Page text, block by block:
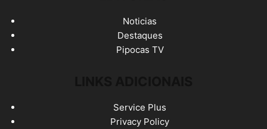
Noticias
Destaques
Pipocas TV
Service Plus
Privacy Policy